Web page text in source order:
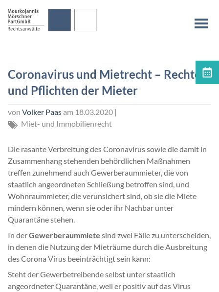
Coronavirus und Mietrecht – Rechte
und Pflichten der Mieter
von Volker Paasam 18.03.2020 |
Miet- und Immobilienrecht
Die rasante Verbreitung des Coronavirus sowie die damit in
Zusammenhang stehenden behördlichen Maßnahmen
treffen zunehmend auch Gewerberaummieter, die von
staatlich angeordneten Schließung betroffen sind, und
Wohnraummieter, die verunsichert sind, ob sie die Miete
mindern können, wenn sie oder ihr Nachbar unter
Quarantäne stehen.
In derGewerberaummiete sind zwei Fälle zu unterscheiden,
in denen die Nutzung der Mieträume durch die Ausbreitung
des Corona Virus beeinträchtigt sein kann:
Steht der Gewerbetreibende selbst unter staatlich
angeordneter Quarantäne, weil er positiv auf das Virus
Terminvereinbarung